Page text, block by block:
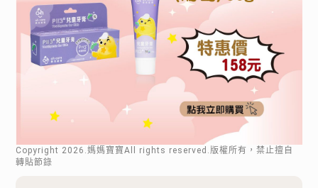
Copyright 2026 .媽媽寶寶All rights reserved.版權所有，禁止擅自
轉貼節錄